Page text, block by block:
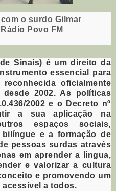
o surdo Gilmar
Povo FM
Sinais) é um direito da
essencial para
oficialmente
2002. As políticas
2002 e o Decreto nº
a sua aplicação na
espaços sociais,
e a formação de
pessoas surdas através
em aprender a língua,
e valorizar a cultura
e promovendo um
a todos.